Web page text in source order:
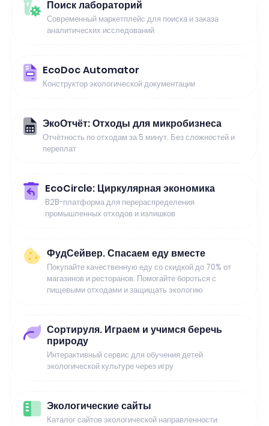
Поиск лабораторий
Современный маркетплейс для поиска и заказа
аналитических исследований
EcoDoc Automator
Конструктор экологической документации
ЭкоОтчёт: Отходы для микробизнеса
Отчётность по отходам за 5 минут. Без сложностей и
переплат
EcoCircle: Циркулярная экономика
B2B-платформа для перераспределения
промышленных отходов и излишков
ФудСейвер. Спасаем еду вместе
Покупайте качественную еду со скидкой до 70% от
магазинов и ресторанов. Помогайте бороться с
пищевыми отходами и защищать экологию
Сортируля. Играем и учимся беречь
природу
Интерактивный сервис для обучения детей
экологической культуре через игру
Экологические сайты
Каталог сайтов экологической направленности